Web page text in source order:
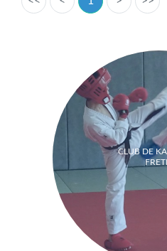
CLUB DE